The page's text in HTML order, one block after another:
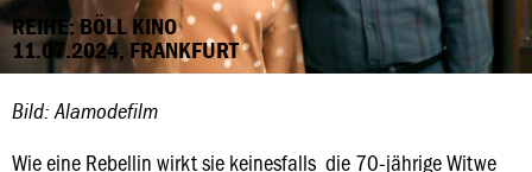
REIHE: BÖLL KINO
11.07.2024, FRANKFURT
Bild: Alamodefilm
Wie eine Rebellin wirkt sie keinesfalls  die 70-jährige Witwe